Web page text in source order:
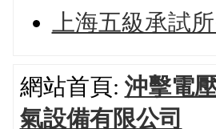
上海五級承試
網站首頁: 沖擊電
氣設備有限公司